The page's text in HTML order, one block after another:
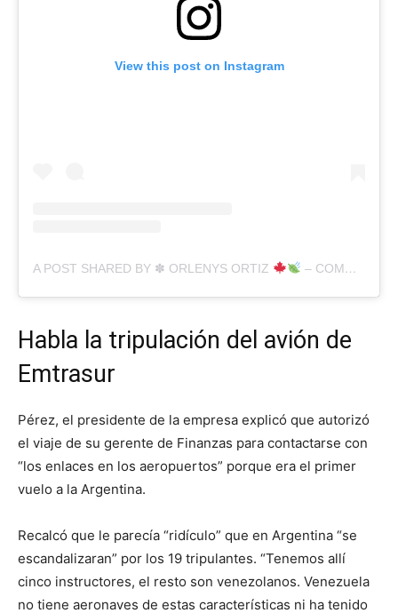
View this post on Instagram
A POST SHARED BY ✽ ORLENYS ORTIZ – COMUNICADORA POLÍTICA
Habla la tripulación del avión de
Emtrasur
Pérez, el presidente de la empresa explicó que autorizó
el viaje de su gerente de Finanzas para contactarse con
“los enlaces en los aeropuertos” porque era el primer
vuelo a la Argentina.
Recalcó que le parecía “ridículo” que en Argentina “se
escandalizaran” por los 19 tripulantes. “Tenemos allí
cinco instructores, el resto son venezolanos. Venezuela
no tiene aeronaves de estas características ni ha tenido